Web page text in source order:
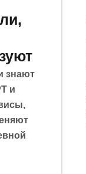
знают
и